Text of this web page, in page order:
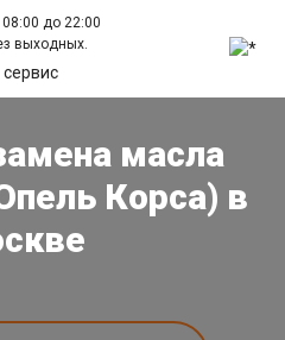
до 22:00
выходных.
масла
Корса) в